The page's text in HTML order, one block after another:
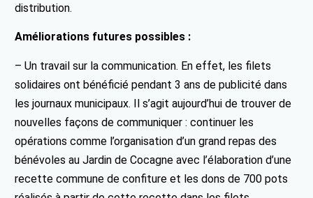
distribution.
Améliorations futures possibles :
– Un travail sur la communication. En effet, les filets
solidaires ont bénéficié pendant 3 ans de publicité dans
les journaux municipaux. Il s’agit aujourd’hui de trouver de
nouvelles façons de communiquer : continuer les
opérations comme l’organisation d’un grand repas des
bénévoles au Jardin de Cocagne avec l’élaboration d’une
recette commune de confiture et les dons de 700 pots